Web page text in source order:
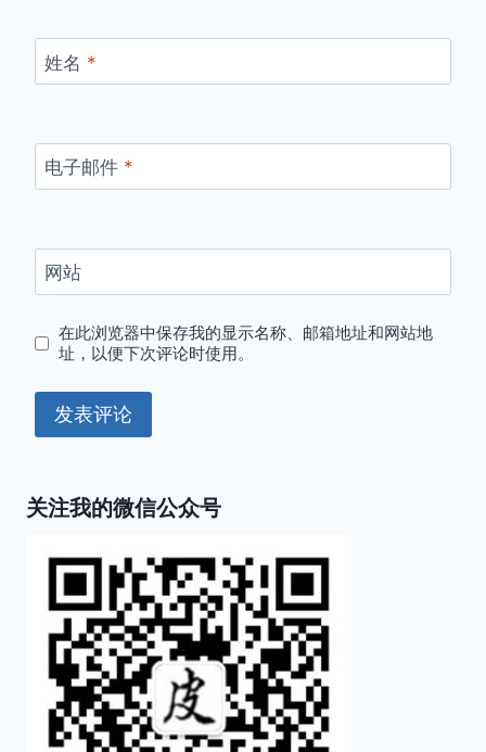
姓名 *
电子邮件 *
网站
在此浏览器中保存我的显示名称、邮箱地址和网站地
址，以便下次评论时使用。
关注我的微信公众号